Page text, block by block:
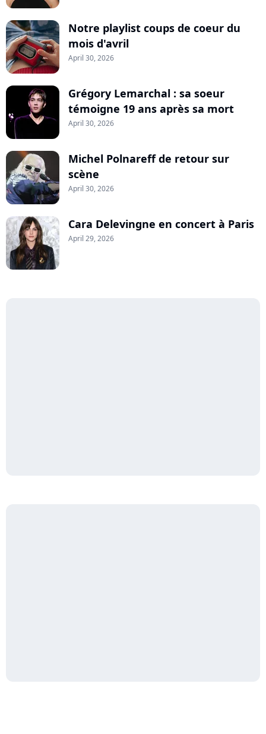
Notre playlist coups de coeur du
mois d'avril
April 30, 2026
Grégory Lemarchal : sa soeur
témoigne 19 ans après sa mort
April 30, 2026
Michel Polnareff de retour sur
scène
April 30, 2026
Cara Delevingne en concert à Paris
April 29, 2026